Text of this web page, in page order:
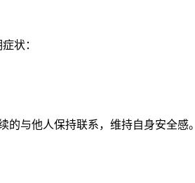
状：
与他人保持联系，维持自身安全感。